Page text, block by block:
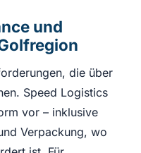
und
die über
Speed Logistics
vor – inklusive
Verpackung, wo